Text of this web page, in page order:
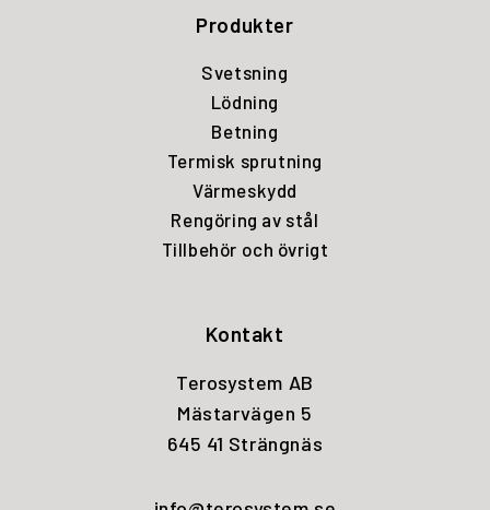
Produkter
Svetsning
Lödning
Betning
Termisk sprutning
Värmeskydd
Rengöring av stål
Tillbehör och övrigt
Kontakt
Terosystem AB
Mästarvägen 5
645 41 Strängnäs